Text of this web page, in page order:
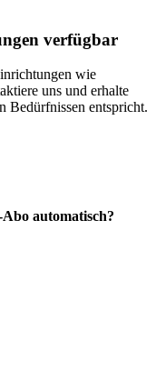
verfügbar
wie
uns und erhalte
Bedürfnissen entspricht.
automatisch?